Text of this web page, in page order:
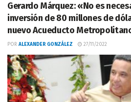
Gerardo Márquez: «No es
inversión de 80 millones de
nuevo Acueducto
POR ALEXANDER GONZÁLEZ 27/11/2022